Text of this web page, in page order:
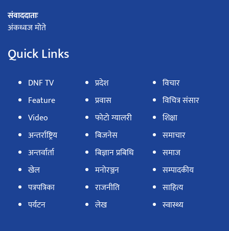
संवाददाताः
अंकध्वज मोते
Quick Links
DNF TV
Feature
Video
अन्तर्राष्ट्रिय
अन्तर्वार्ता
खेल
पत्रपत्रिका
पर्यटन
प्रदेश
प्रवास
फोटो ग्यालरी
बिजनेस
बिज्ञान प्रबिधि
मनोरञ्जन
राजनीति
लेख
विचार
विचित्र संसार
शिक्षा
समाचार
समाज
सम्पादकीय
साहित्य
स्वास्थ्य